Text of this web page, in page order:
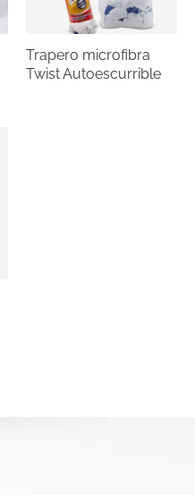
Trapero microfibra
Twist Autoescurrible